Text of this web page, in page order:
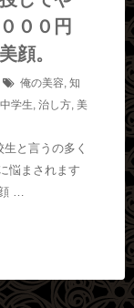
００円
顔。
俺の美容, 知
中学生, 治し方, 美
と言うの多く
悩まされます
…